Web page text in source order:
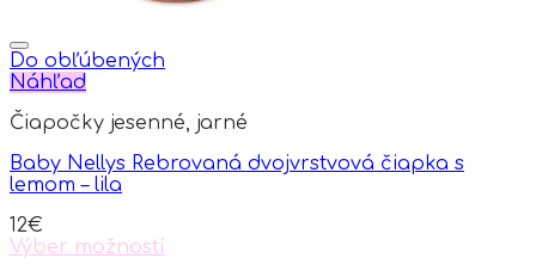
Do obľúbených
Náhľad
Čiapočky jesenné, jarné
Baby Nellys Rebrovaná dvojvrstvová čiapka s
lemom – lila
12€
Výber možností